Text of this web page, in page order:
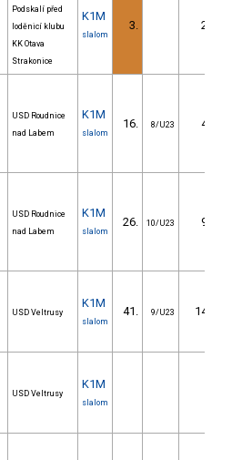
Podskalí před
loděnicí klubu
KK Otava
Strakonice
K1M
slalom
3. 2.33
USD Roudnice
nad Labem
K1M
slalom
16. 8/U23 4.21
USD Roudnice
nad Labem
K1M
slalom
26. 10/U23 9.99
USD Veltrusy
K1M
slalom
41. 9/U23 14.17
USD Veltrusy
K1M
slalom